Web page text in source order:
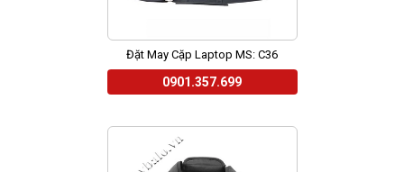
Đặt May Cặp Laptop MS: C36
0901.357.699